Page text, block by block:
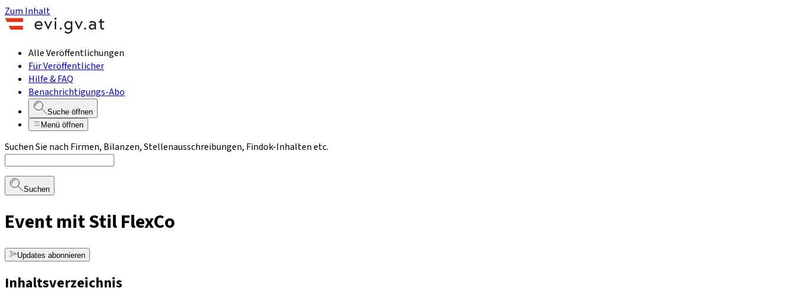
Zum Inhalt
Alle Veröffentlichungen
Für Veröffentlicher
Hilfe & FAQ
Benachrichtigungs-Abo
Suche öffnen
Menü öffnen
Suchen Sie nach Firmen, Bilanzen, Stellenausschreibungen, Findok-Inhalten etc.
Suchen
Event mit Stil FlexCo
Updates abonnieren
Inhaltsverzeichnis